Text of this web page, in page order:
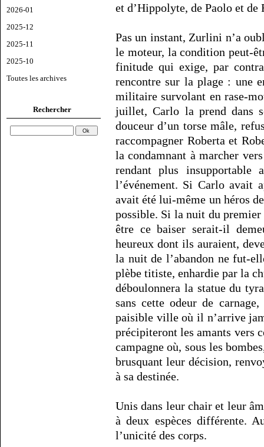
2026-01
2025-12
2025-11
2025-10
Toutes les archives
Rechercher
et d’Hippolyte, de Paolo et de
Pas un instant, Zurlini n’a
le moteur, la condition peut-
finitude qui exige, par
rencontre sur la plage : une
militaire survolant en rase-
juillet, Carlo la prend dans
douceur d’un torse mâle,
raccompagner Roberta et
la condamnant à marcher
rendant plus insupportable
l’événement. Si Carlo avait
avait été lui-même un héros
possible. Si la nuit du premier
être ce baiser serait-il
heureux dont ils auraient,
la nuit de l’abandon ne fut-
plèbe titiste, enhardie par la
déboulonnera la statue du
sans cette odeur de
paisible ville où il n’arrive
précipiteront les amants vers
campagne où, sous les
brusquant leur décision,
à sa destinée.
Unis dans leur chair et leur
à deux espèces différente.
l’unicité des corps.